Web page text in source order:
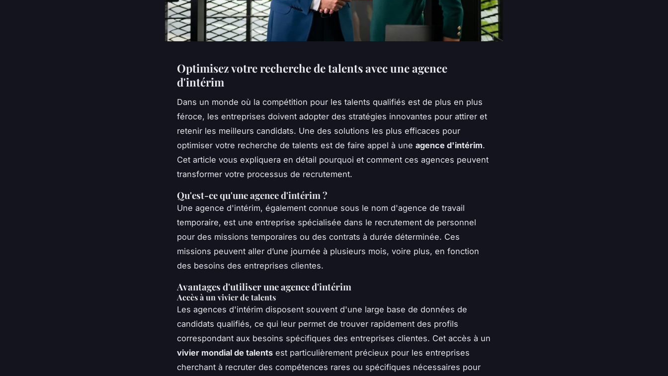
Optimisez votre recherche de talents avec une agence
d'intérim
Dans un monde où la compétition pour les talents qualifiés est de plus en plus
féroce, les entreprises doivent adopter des stratégies innovantes pour attirer et
retenir les meilleurs candidats. Une des solutions les plus efficaces pour
optimiser votre recherche de talents est de faire appel à une agence d'intérim.
Cet article vous expliquera en détail pourquoi et comment ces agences peuvent
transformer votre processus de recrutement.
Qu'est-ce qu'une agence d'intérim ?
Une agence d'intérim, également connue sous le nom d'agence de travail
temporaire, est une entreprise spécialisée dans le recrutement de personnel
pour des missions temporaires ou des contrats à durée déterminée. Ces
missions peuvent aller d’une journée à plusieurs mois, voire plus, en fonction
des besoins des entreprises clientes.
Avantages d'utiliser une agence d'intérim
Accès à un vivier de talents
Les agences d'intérim disposent souvent d'une large base de données de
candidats qualifiés, ce qui leur permet de trouver rapidement des profils
correspondant aux besoins spécifiques des entreprises clientes. Cet accès à un
vivier mondial de talents est particulièrement précieux pour les entreprises
cherchant à recruter des compétences rares ou spécifiques nécessaires pour